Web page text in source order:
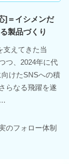
]＝イシメンだ
製品づくり
支えてきた当
つ、2024年に代
けたSNSへの積
らなる飛躍を遂
のフォロー体制